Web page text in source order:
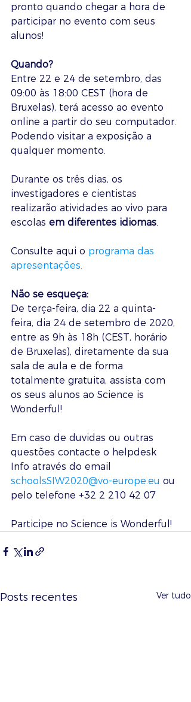
pronto quando chegar a hora de
participar no evento com seus
alunos!
Quando?
Entre 22 e 24 de setembro, das
09:00 às 18:00 CEST (hora de
Bruxelas), terá acesso ao evento
online a partir do seu computador.
Podendo visitar a exposição a
qualquer momento.
Durante os três dias, os
investigadores e cientistas
realizarão atividades ao vivo para
escolas em diferentes idiomas
Consulte aqui o programa das
apresentações.
Não se esqueça:
De terça-feira, dia 22 a quinta-
feira, dia 24 de setembro de 2020,
entre as 9h às 18h (CEST, horário
de Bruxelas), diretamente da sua
sala de aula e de forma
totalmente gratuita, assista com
os seus alunos ao Science is
Wonderful!
Em caso de duvidas ou outras
questões contacte o helpdesk
Info através do email
schoolsSIW2020@vo-europe.eu ou
pelo telefone +32 2 210 42 07
Participe no Science is Wonderful!
Posts recentes Ver tudo